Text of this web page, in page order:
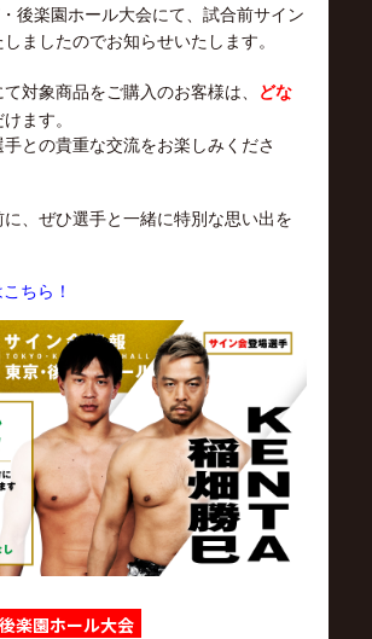
後楽園ホール大会にて、試合前サイン
ましたのでお知らせいたします。
対象商品をご購入のお客様は、 どな
ます。
との貴重な交流をお楽しみくださ
、ぜひ選手と一緒に特別な思い出を
ちら！
後楽園ホール大会